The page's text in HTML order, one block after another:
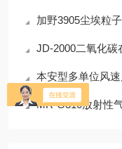
加野3905尘埃粒子
JD-2000二氧化碳
本安型多单位风
MR-G310放射性气溶